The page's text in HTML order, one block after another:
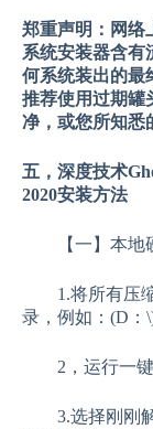
郑重声明：网络
系统安装器含有
何系统装出的最
推荐使用过期罐
净，或您所知悉
五，深度技术
2020安装方法
【一】本地硬
1.将所有压缩
录，例如：(D：
2，运行一键
3.选择刚刚解